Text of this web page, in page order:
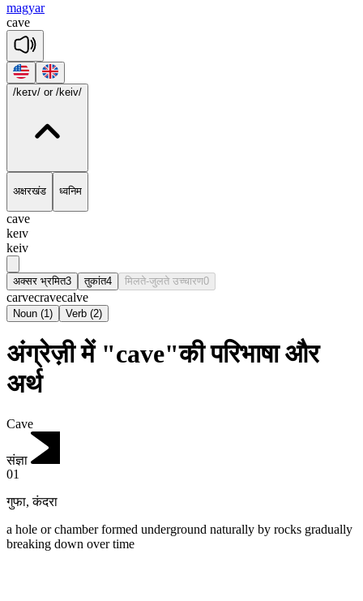
magyar
cave
/keɪv/ or /keiv/
अक्षरखंड ध्वनिम
cave
keɪv
keiv
अक्सर भ्रमित3 तुकांत4 मिलते-जुलते उच्चारण0
carvecravecalve
Noun (1) Verb (2)
अंग्रेज़ी में "cave"की परिभाषा और
अर्थ
Cave
संज्ञा
01
गुफा,कंदरा
a hole or chamber formed underground naturally by rocks gradually
breaking down over time